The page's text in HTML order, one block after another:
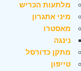
מלתעות הכריש
מיני אתגרון
מאסטרו
נינגה
מתקן כדורסל
טייפון